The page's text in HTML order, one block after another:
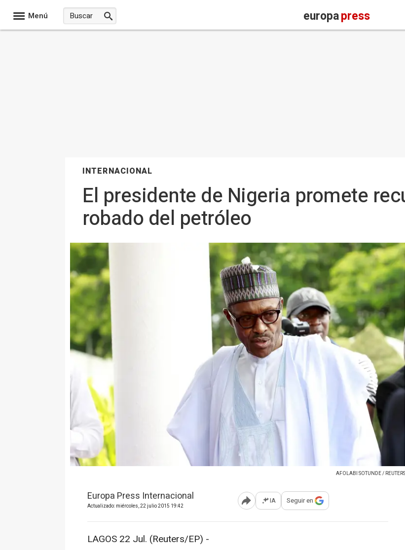
Menú europapress
INTERNACIONAL
El presidente de Nigeria promete
robado del petróleo
AFOLABI SOTUNDE / REUTERS
Europa Press Internacional
Actualizado: miércoles, 22 julio 2015 19:42 Abrir opciones para compartir
IA Seguir en
LAGOS 22 Jul. (Reuters/EP) -